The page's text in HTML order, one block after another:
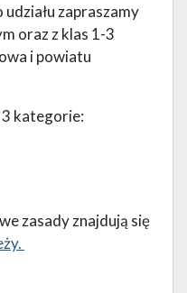
zapraszamy
oraz z klas 1-3
i powiatu
kategorie:
zasady znajdują się